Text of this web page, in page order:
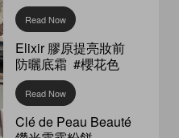
Read Now
Elixir 膠原提亮妝前
防曬底霜 #櫻花色
Read Now
Clé de Peau Beauté